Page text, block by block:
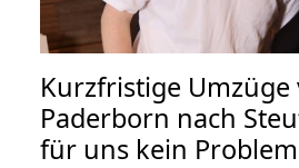
Kurzfristige Umzüge
Paderborn nach
für uns kein